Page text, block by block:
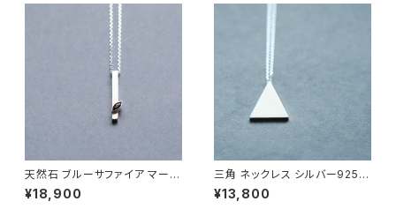
天然石 ブルーサファイア マーキ
ス ネックレス シルバー925 9月
誕生石 メンズ ユニセックス
¥18,900
三角 ネックレス シルバー925
メンズ ユニセックス
¥13,800